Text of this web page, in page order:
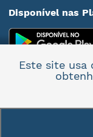
Disponível nas
Este site usa